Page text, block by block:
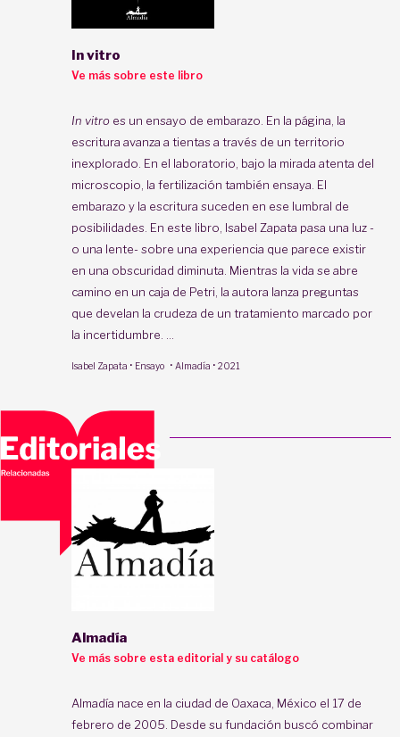
In vitro
Ve más sobre este libro
In vitro es un ensayo de embarazo. En la página, la
escritura avanza a tientas a través de un territorio
inexplorado. En el laboratorio, bajo la mirada atenta del
microscopio, la fertilización también ensaya. El
embarazo y la escritura suceden en ese lumbral de
posibilidades. En este libro, Isabel Zapata pasa una luz -
o una lente- sobre una experiencia que parece existir
en una obscuridad diminuta. Mientras la vida se abre
camino en un caja de Petri, la autora lanza preguntas
que develan la crudeza de un tratamiento marcado por
la incertidumbre. ...
Isabel Zapata · Ensayo · Almadía · 2021
Almadía
Ve más sobre esta editorial y su catálogo
Almadía nace en la ciudad de Oaxaca, México el 17 de
febrero de 2005. Desde su fundación buscó combinar